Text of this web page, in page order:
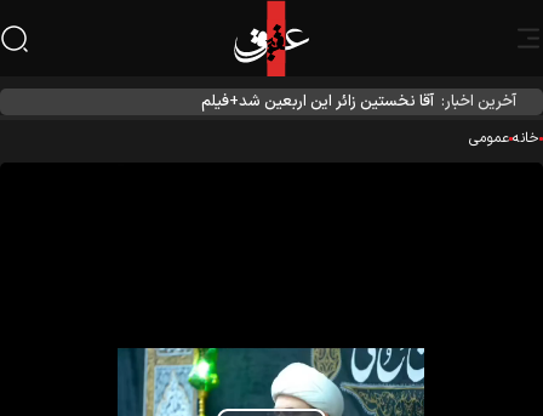
آخرین اخبار: آقا نخستین زائر این اربعین شد+فیلم
عمومی